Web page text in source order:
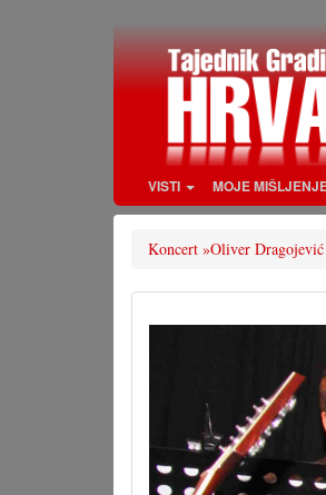
VISTI MOJE
Koncert »Oliver